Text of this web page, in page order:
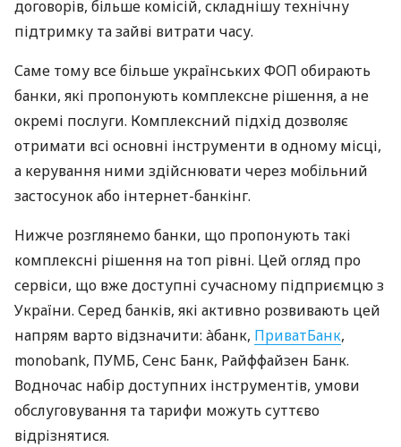
договорів, більше комісій, складнішу технічну
підтримку та зайві витрати часу.
Саме тому все більше українських ФОП обирають
банки, які пропонують комплексне рішення, а не
окремі послуги. Комплексний підхід дозволяє
отримати всі основні інструменти в одному місці,
а керування ними здійснювати через мобільний
застосунок або інтернет-банкінг.
Нижче розглянемо банки, що пропонують такі
комплексні рішення на топ рівні. Цей огляд про
сервіси, що вже доступні сучасному підприємцю з
України. Серед банків, які активно розвивають цей
напрям варто відзначити: àбанк, ПриватБанк,
monobank, ПУМБ, Сенс Банк, Райффайзен Банк.
Водночас набір доступних інструментів, умови
обслуговування та тарифи можуть суттєво
відрізнятися.